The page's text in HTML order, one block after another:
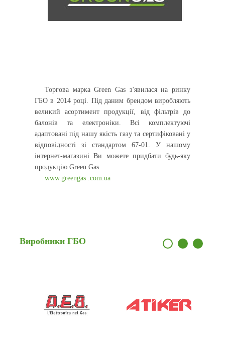
Торгова марка Green Gas з'явилася на ринку
ГБО в 2014 році. Під даним брендом виробляють
великий асортимент продукції, від фільтрів до
балонів та електроніки. Всі комплектуючі
адаптовані під нашу якість газу та сертифіковані у
відповідності зі стандартом 67-01. У нашому
інтернет-магазині Ви можете придбати будь-яку
продукцію Green Gas.
www.greengas .com.ua
Виробники ГБО